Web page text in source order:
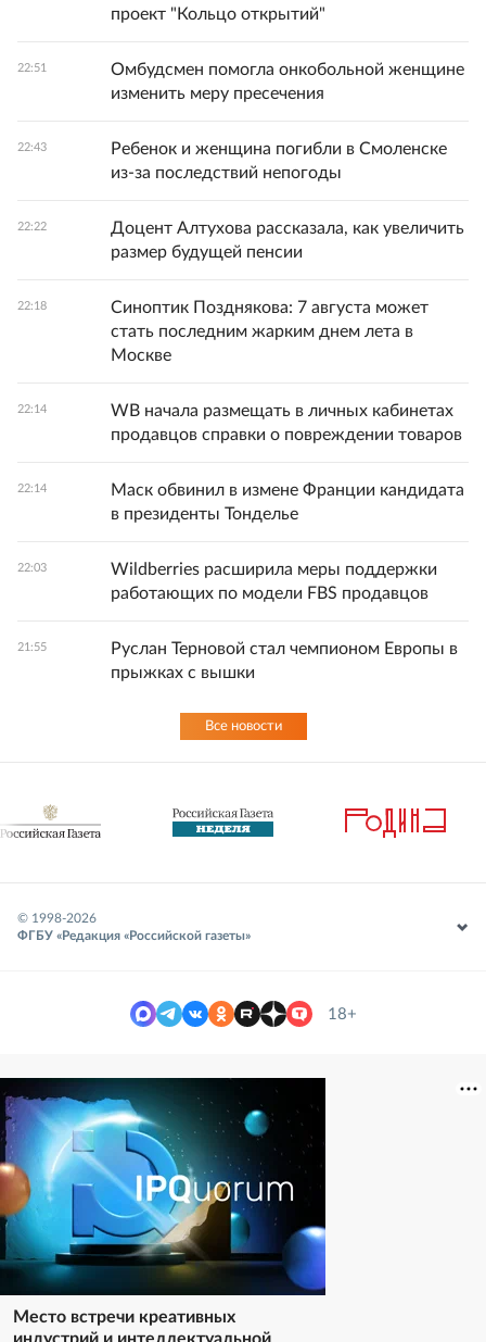
проект "Кольцо открытий"
22:51
Омбудсмен помогла онкобольной женщине
изменить меру пресечения
22:43
Ребенок и женщина погибли в Смоленске
из-за последствий непогоды
22:22
Доцент Алтухова рассказала, как увеличить
размер будущей пенсии
22:18
Синоптик Позднякова: 7 августа может
стать последним жарким днем лета в
Москве
22:14
WB начала размещать в личных кабинетах
продавцов справки о повреждении товаров
22:14
Маск обвинил в измене Франции кандидата
в президенты Тонделье
22:03
Wildberries расширила меры поддержки
работающих по модели FBS продавцов
21:55
Руслан Терновой стал чемпионом Европы в
прыжках с вышки
Все новости
© 1998-2026
ФГБУ «Редакция «Российской газеты»
18+
Место встречи креативных